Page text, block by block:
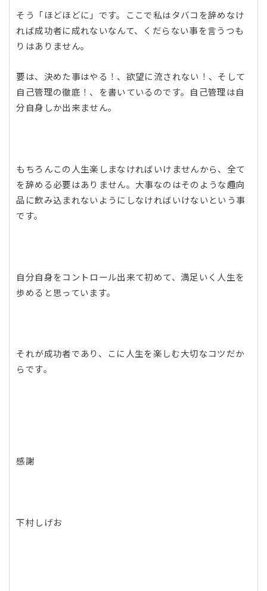
そう「ほどほどに」です。ここで私はタバコを辞めなけ
れば成功者に成れないなんて、くだらない事を言うつも
りはありません。
要は、決めた事はやる！、欲望に流されない！、そして
自己管理の徹底！、を書いているのです。自己管理は自
分自身しか出来ません。
もちろんこの人生楽しまなければいけませんから、全て
を辞める必要はありません。大事なのはそのような趣向
品に飲み込まれないようにしなければいけないという事
です。
自分自身をコントロール出来て初めて、満足いく人生を
歩めると思っています。
それが成功者であり、こに人生を楽しむ大切なコツだか
らです。
感謝
下村しげお